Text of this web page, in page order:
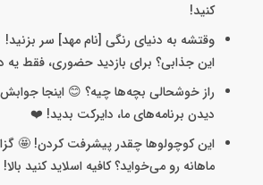
کنید!
وقتشه به دنیای رنگی [نام مهد] سر بزنید!
این جذابی؟ برای بازدید حضوری، فقط یه
راز خوشحالی بچه‌ها چیه؟ 😊 اینجا
دیدن برنامه‌های ما، دایرکت بدید! ❤️
این کوچولوها چقدر پیشرفت کردن! 🤩
ماهانه رو می‌خواید؟ کافیه اسلاید کنید